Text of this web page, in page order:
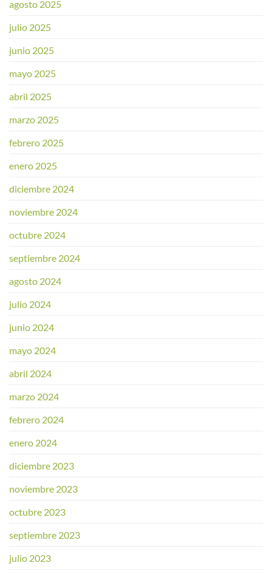
agosto 2025
julio 2025
junio 2025
mayo 2025
abril 2025
marzo 2025
febrero 2025
enero 2025
diciembre 2024
noviembre 2024
octubre 2024
septiembre 2024
agosto 2024
julio 2024
junio 2024
mayo 2024
abril 2024
marzo 2024
febrero 2024
enero 2024
diciembre 2023
noviembre 2023
octubre 2023
septiembre 2023
julio 2023